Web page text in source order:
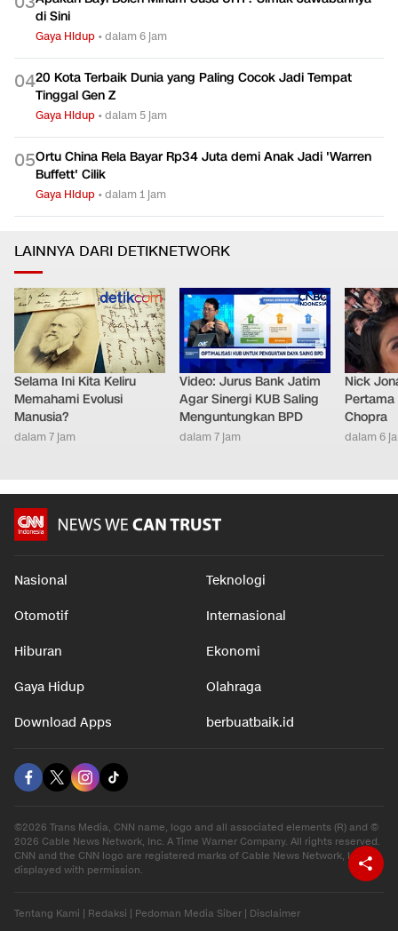
di Sini
Gaya Hidup •dalam 6 jam
0420 Kota Terbaik Dunia yang Paling Cocok Jadi Tempat
Tinggal Gen Z
Gaya Hidup •dalam 5 jam
05Ortu China Rela Bayar Rp34 Juta demi Anak Jadi 'Warren
Buffett' Cilik
Gaya Hidup •dalam 1 jam
LAINNYA DARI DETIKNETWORK
Selama Ini Kita Keliru
Memahami Evolusi
Manusia?
dalam 7 jam
Video: Jurus Bank Jatim
Agar Sinergi KUB Saling
Menguntungkan BPD
dalam 7 jam
Nick
Chopra
dalam 6
Nasional Teknologi
Otomotif Internasional
Hiburan Ekonomi
Gaya Hidup Olahraga
Download Apps berbuatbaik.id
©2026 Trans Media, CNN name, logo and all associated elements (R) and ©
2026 Cable News Network, Inc. A Time Warner Company. All rights reserved.
CNN and the CNN logo are registered marks of Cable News Network, Inc.,
displayed with permission.
Tentang Kami Redaksi Pedoman Media Siber Disclaimer